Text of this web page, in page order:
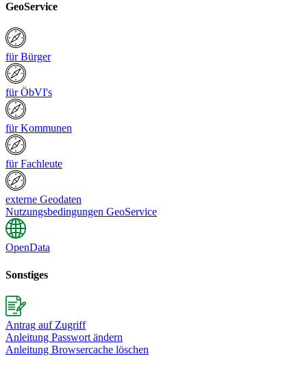
GeoService
für Bürger
für ÖbVI's
für Kommunen
für Fachleute
externe Geodaten
Nutzungsbedingungen GeoService
OpenData
Sonstiges
Antrag auf Zugriff
Anleitung Passwort ändern
Anleitung Browsercache löschen